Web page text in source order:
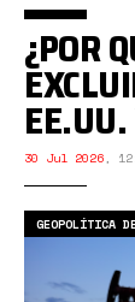
¿POR
30 Jul 2026,
GEOPOLÍTICA